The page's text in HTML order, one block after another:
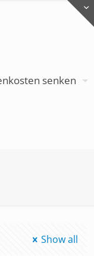
senken
Show all